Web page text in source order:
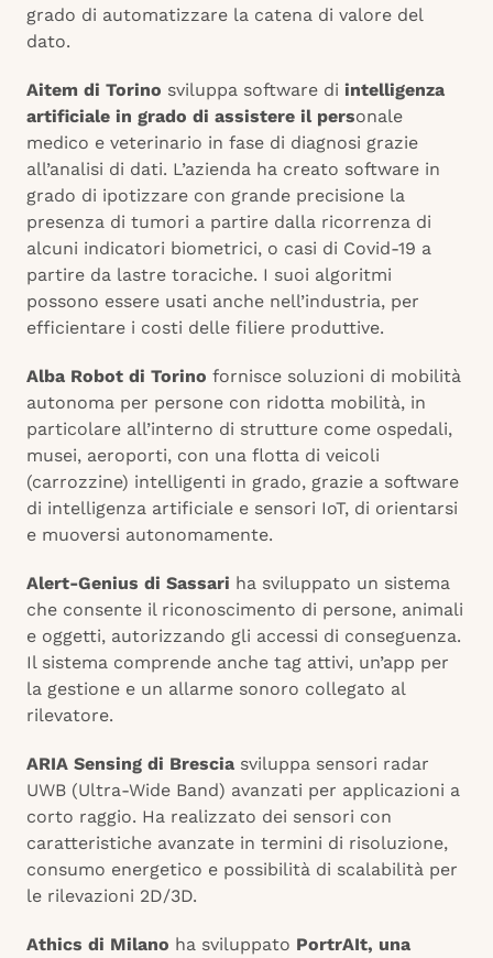
grado di automatizzare la catena di valore del
dato.
Aitem di Torino sviluppa software di intelligenza
artificiale in grado di assistere il personale
medico e veterinario in fase di diagnosi grazie
all’analisi di dati. L’azienda ha creato software in
grado di ipotizzare con grande precisione la
presenza di tumori a partire dalla ricorrenza di
alcuni indicatori biometrici, o casi di Covid-19 a
partire da lastre toraciche. I suoi algoritmi
possono essere usati anche nell’industria, per
efficientare i costi delle filiere produttive.
Alba Robot di Torino fornisce soluzioni di mobilità
autonoma per persone con ridotta mobilità, in
particolare all’interno di strutture come ospedali,
musei, aeroporti, con una flotta di veicoli
(carrozzine) intelligenti in grado, grazie a software
di intelligenza artificiale e sensori IoT, di orientarsi
e muoversi autonomamente.
Alert-Genius di Sassari ha sviluppato un sistema
che consente il riconoscimento di persone, animali
e oggetti, autorizzando gli accessi di conseguenza.
Il sistema comprende anche tag attivi, un’app per
la gestione e un allarme sonoro collegato al
rilevatore.
ARIA Sensing di Brescia sviluppa sensori radar
UWB (Ultra-Wide Band) avanzati per applicazioni a
corto raggio. Ha realizzato dei sensori con
caratteristiche avanzate in termini di risoluzione,
consumo energetico e possibilità di scalabilità per
le rilevazioni 2D/3D.
Athics di Milano ha sviluppato PortrAIt, una